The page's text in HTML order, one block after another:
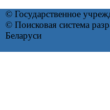
© Государственное
© Поисковая система
Беларуси